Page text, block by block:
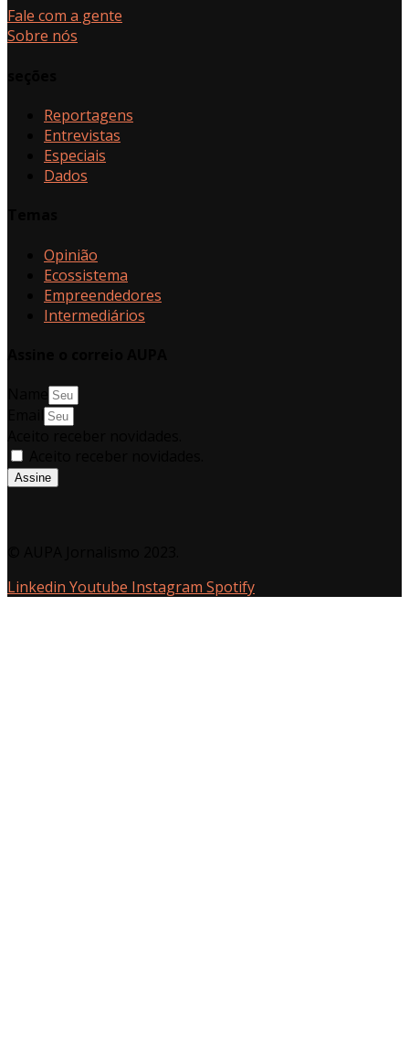
Fale com a gente
Sobre nós
Reportagens
Entrevistas
Especiais
Dados
Opinião
Ecossistema
Empreendedores
Intermediários
Assine
Linkedin Youtube Instagram Spotify